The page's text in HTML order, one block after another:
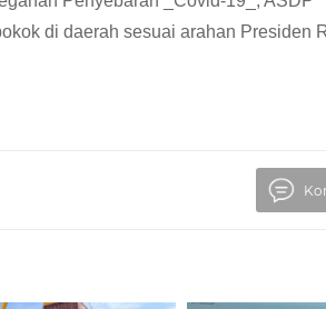
di daerah sesuai arahan Presiden